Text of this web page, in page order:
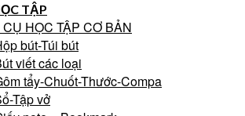
TẬP
HỌC TẬP CƠ BẢN
bút-Túi bút
viết các loại
tẩy-Chuốt-Thước-Compa
Tập vở